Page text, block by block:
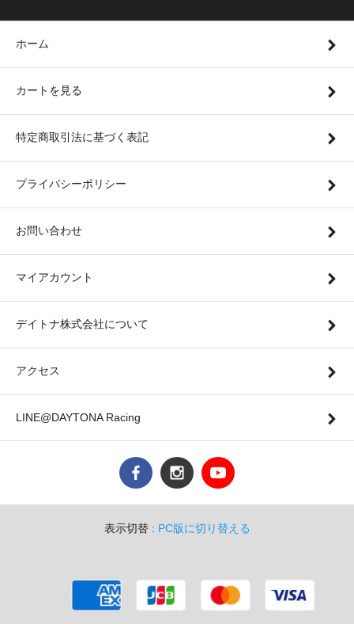
ホーム
カートを見る
特定商取引法に基づく表記
プライバシーポリシー
お問い合わせ
マイアカウント
デイトナ株式会社について
アクセス
LINE@DAYTONA Racing
表示切替 : PC版に切り替える